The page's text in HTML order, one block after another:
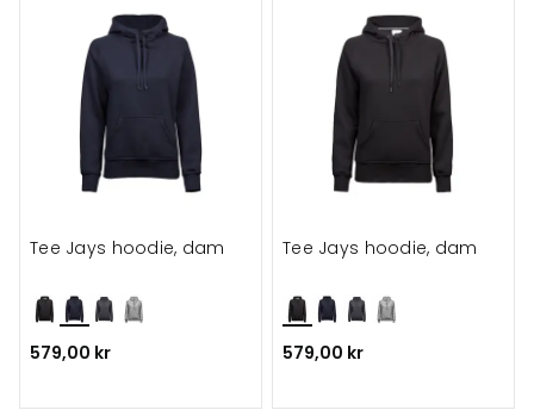
Tee Jays hoodie, dam
579,00 kr
Tee Jays hoodie, dam
579,00 kr